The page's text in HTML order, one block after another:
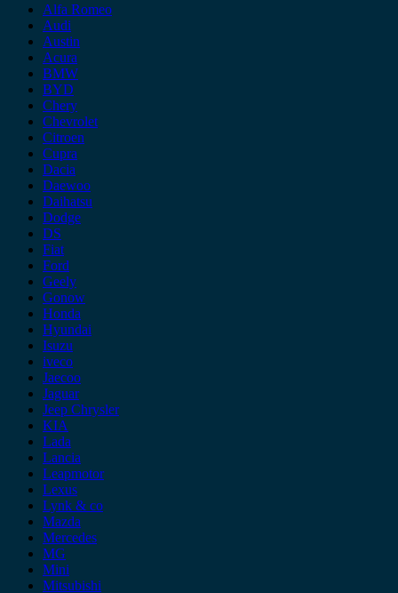
Alfa Romeo
Audi
Austin
Acura
BMW
BYD
Chery
Chevrolet
Citroen
Cupra
Dacia
Daewoo
Daihatsu
Dodge
DS
Fiat
Ford
Geely
Gonow
Honda
Hyundai
Isuzu
iveco
Jaecoo
Jaguar
Jeep Chrysler
KIA
Lada
Lancia
Leapmotor
Lexus
Lynk & co
Mazda
Mercedes
MG
Mini
Mitsubishi